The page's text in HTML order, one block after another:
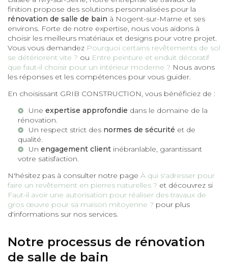
finition propose des solutions personnalisées pour la
rénovation de salle de bain à Nogent-sur-Marne et ses
environs. Forte de notre expertise, nous vous aidons à
choisir les meilleurs matériaux et designs pour votre projet.
Vous vous demandez Pourquoi certains revêtements de sol
se détériorent vite ? ou Entre peinture et enduit décoratif
que faut-il choisir pour un intérieur moderne ? Nous avons
les réponses et les compétences pour vous guider.
En choisissant GRIB CONSTRUCTION, vous bénéficiez de :
Une expertise approfondie dans le domaine de la
rénovation.
Un respect strict des normes de sécurité et de
qualité.
Un engagement client inébranlable, garantissant
votre satisfaction.
N'hésitez pas à consulter notre page À qui s'adresser pour
faire un revêtement en pierres naturelles ? et découvrez si
Faut-il avoir une autorisation pour réaliser des travaux de
gros œuvre pour sa maison mitoyenne ? pour plus
d'informations sur nos services.
Notre processus de rénovation
de salle de bain